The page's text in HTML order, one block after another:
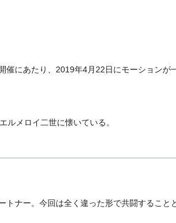
にあたり、2019年4月22日にモーションが
ルメロイ二世に懐いている。
トナー。今回は全く違った形で共闘すること